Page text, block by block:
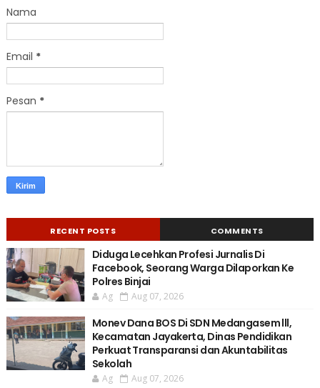
Nama
Email *
Pesan *
RECENT POSTS COMMENTS
Diduga Lecehkan Profesi Jurnalis Di
Facebook, Seorang Warga Dilaporkan Ke
Polres Binjai
Ag Aug 07, 2026
Monev Dana BOS Di SDN Medangasem lll,
Kecamatan Jayakerta, Dinas Pendidikan
Perkuat Transparansi dan Akuntabilitas
Sekolah
Ag Aug 07, 2026